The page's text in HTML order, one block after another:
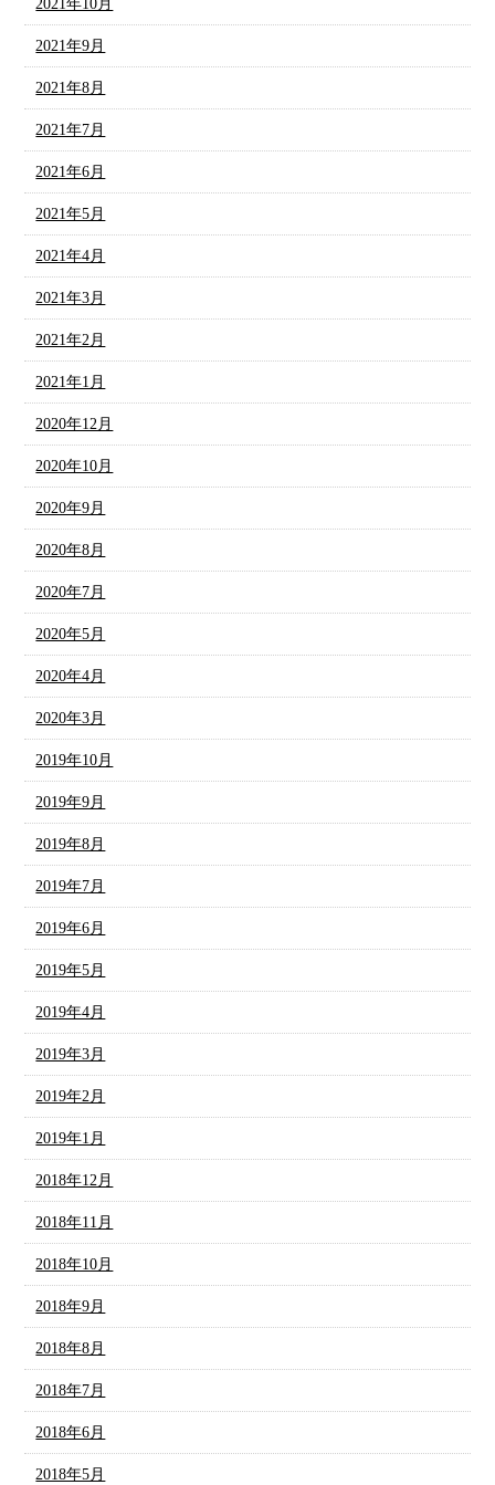
2021年10月
2021年9月
2021年8月
2021年7月
2021年6月
2021年5月
2021年4月
2021年3月
2021年2月
2021年1月
2020年12月
2020年10月
2020年9月
2020年8月
2020年7月
2020年5月
2020年4月
2020年3月
2019年10月
2019年9月
2019年8月
2019年7月
2019年6月
2019年5月
2019年4月
2019年3月
2019年2月
2019年1月
2018年12月
2018年11月
2018年10月
2018年9月
2018年8月
2018年7月
2018年6月
2018年5月